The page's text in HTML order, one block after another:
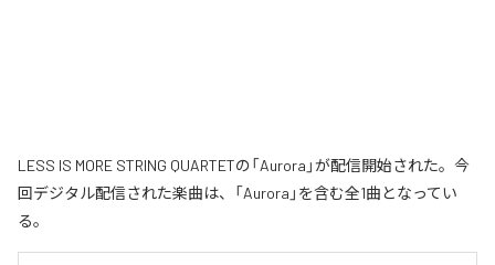
LESS IS MORE STRING QUARTETの「Aurora」が配信開始された。今
回デジタル配信された楽曲は、「Aurora」を含む全1曲となってい
る。